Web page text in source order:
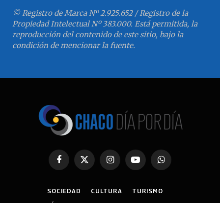
© Registro de Marca Nº 2.925.652 / Registro de la
Propiedad Intelectual Nº 383.000. Está permitida, la
reproducción del contenido de este sitio, bajo la
condición de mencionar la fuente.
Facebook
X
(Twitter)
InstagramYouTubeWhatsApp
SOCIEDAD CULTURA
TURISMO